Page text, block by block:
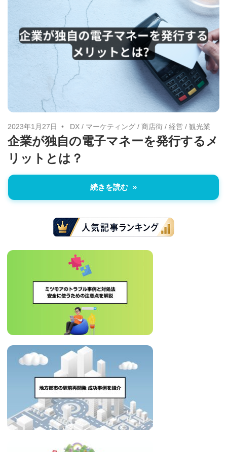
2023年1月27日 DX/ マーケティング/ 商店街/ 経営/ 観光業
企業が独自の電子マネーを発行するメ
リットとは？
続きを読む